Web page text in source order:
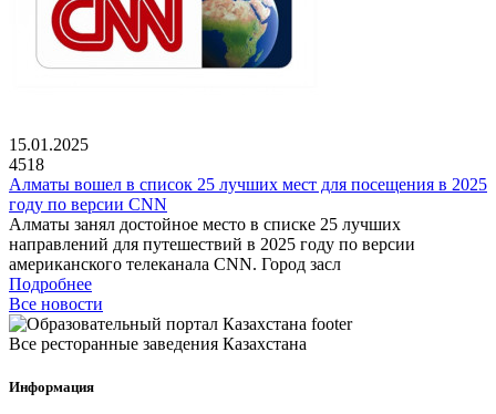
15.01.2025
4518
Алматы вошел в список 25 лучших мест для посещения в 2025
году по версии CNN
Алматы занял достойное место в списке 25 лучших
направлений для путешествий в 2025 году по версии
американского телеканала CNN. Город засл
Подробнее
Все новости
Все ресторанные заведения Казахстана
Информация